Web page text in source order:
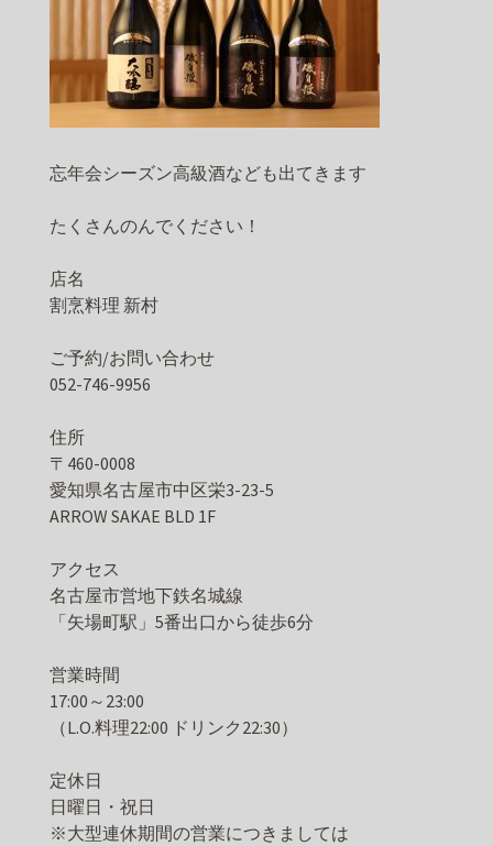
忘年会シーズン高級酒なども出てきます
たくさんのんでください！
店名
割烹料理 新村
ご予約/お問い合わせ
052-746-9956
住所
〒460-0008
愛知県名古屋市中区栄3-23-5
ARROW SAKAE BLD 1F
アクセス
名古屋市営地下鉄名城線
「矢場町駅」5番出口から徒歩6分
営業時間
17:00～23:00
（L.O.料理22:00 ドリンク22:30）
定休日
日曜日・祝日
※大型連休期間の営業につきましては